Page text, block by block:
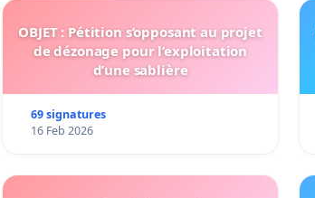
OBJET : Pétition s’opposant au projet
de dézonage pour l’exploitation
d’une sablière
69 signatures
16 Feb 2026